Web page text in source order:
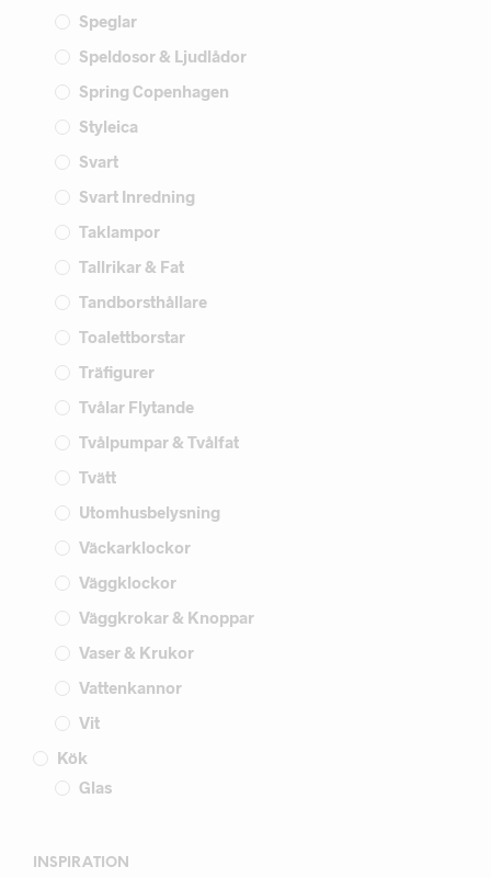
Speglar
Speldosor & Ljudlådor
Spring Copenhagen
Styleica
Svart
Svart Inredning
Taklampor
Tallrikar & Fat
Tandborsthållare
Toalettborstar
Träfigurer
Tvålar Flytande
Tvålpumpar & Tvålfat
Tvätt
Utomhusbelysning
Väckarklockor
Väggklockor
Väggkrokar & Knoppar
Vaser & Krukor
Vattenkannor
Vit
Kök
Glas
INSPIRATION